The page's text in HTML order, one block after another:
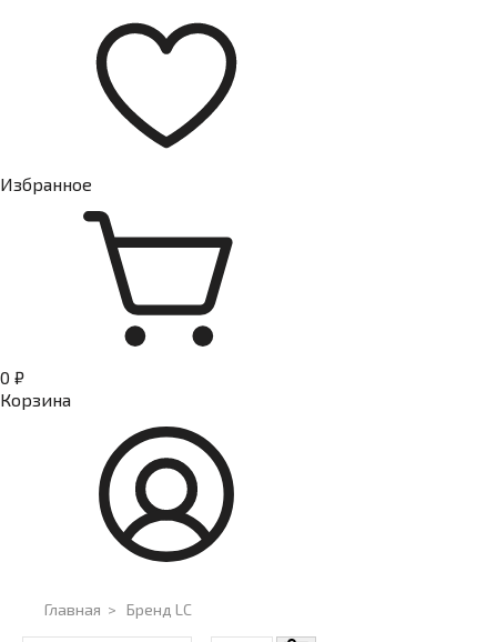
Избранное
0 ₽
Корзина
Главная > Бренд LC